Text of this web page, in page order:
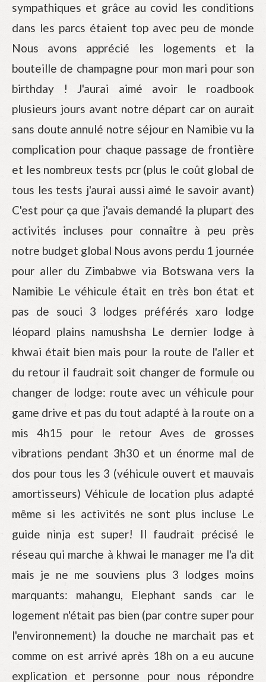
sympathiques et grâce au covid les conditions
dans les parcs étaient top avec peu de monde
Nous avons apprécié les logements et la
bouteille de champagne pour mon mari pour son
birthday ! J'aurai aimé avoir le roadbook
plusieurs jours avant notre départ car on aurait
sans doute annulé notre séjour en Namibie vu la
complication pour chaque passage de frontière
et les nombreux tests pcr (plus le coût global de
tous les tests j'aurai aussi aimé le savoir avant)
C'est pour ça que j'avais demandé la plupart des
activités incluses pour connaître à peu près
notre budget global Nous avons perdu 1 journée
pour aller du Zimbabwe via Botswana vers la
Namibie Le véhicule était en très bon état et
pas de souci 3 lodges préférés xaro lodge
léopard plains namushsha Le dernier lodge à
khwai était bien mais pour la route de l'aller et
du retour il faudrait soit changer de formule ou
changer de lodge: route avec un véhicule pour
game drive et pas du tout adapté à la route on a
mis 4h15 pour le retour Aves de grosses
vibrations pendant 3h30 et un énorme mal de
dos pour tous les 3 (véhicule ouvert et mauvais
amortisseurs) Véhicule de location plus adapté
même si les activités ne sont plus incluse Le
guide ninja est super! Il faudrait précisé le
réseau qui marche à khwai le manager me l'a dit
mais je ne me souviens plus 3 lodges moins
marquants: mahangu, Elephant sands car le
logement n'était pas bien (par contre super pour
l'environnement) la douche ne marchait pas et
comme on est arrivé après 18h on a eu aucune
explication et personne pour nous répondre